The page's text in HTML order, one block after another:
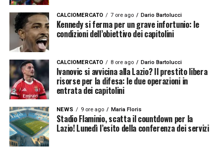
CALCIOMERCATO 7 ore ago Dario Bartolucci
Kennedy si ferma per un grave infortunio: le
condizioni dell’obiettivo dei capitolini
CALCIOMERCATO 8 ore ago Dario Bartolucci
Ivanovic si avvicina alla Lazio? Il prestito libera
risorse per la difesa: le due operazioni in
entrata dei capitolini
NEWS 9 ore ago Maria Floris
Stadio Flaminio, scatta il countdown per la
Lazio! Lunedì l’esito della conferenza dei servizi